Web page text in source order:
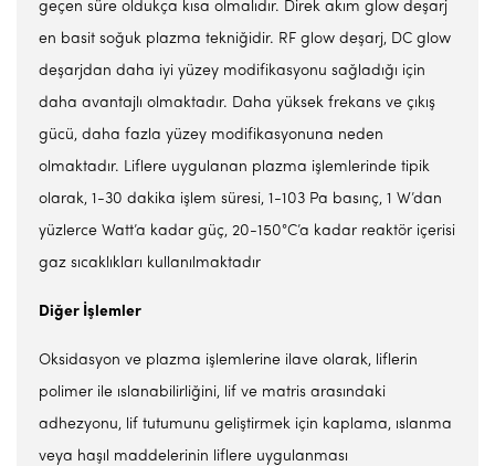
geçen süre oldukça kısa olmalıdır. Direk akım glow deşarj
en basit soğuk plazma tekniğidir. RF glow deşarj, DC glow
deşarjdan daha iyi yüzey modifikasyonu sağladığı için
daha avantajlı olmaktadır. Daha yüksek frekans ve çıkış
gücü, daha fazla yüzey modifikasyonuna neden
olmaktadır. Liflere uygulanan plazma işlemlerinde tipik
olarak, 1-30 dakika işlem süresi, 1-103 Pa basınç, 1 W’dan
yüzlerce Watt’a kadar güç, 20-150°C’a kadar reaktör içerisi
gaz sıcaklıkları kullanılmaktadır
Diğer İşlemler
Oksidasyon ve plazma işlemlerine ilave olarak, liflerin
polimer ile ıslanabilirliğini, lif ve matris arasındaki
adhezyonu, lif tutumunu geliştirmek için kaplama, ıslanma
veya haşıl maddelerinin liflere uygulanması